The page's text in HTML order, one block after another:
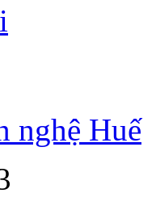
nghệ Huế